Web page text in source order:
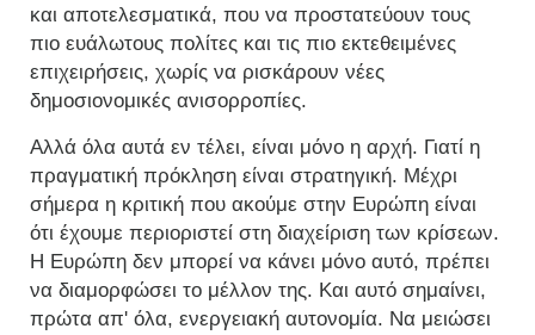
και αποτελεσματικά, που να προστατεύουν τους
πιο ευάλωτους πολίτες και τις πιο εκτεθειμένες
επιχειρήσεις, χωρίς να ρισκάρουν νέες
δημοσιονομικές ανισορροπίες.
Αλλά όλα αυτά εν τέλει, είναι μόνο η αρχή. Γιατί η
πραγματική πρόκληση είναι στρατηγική. Μέχρι
σήμερα η κριτική που ακούμε στην Ευρώπη είναι
ότι έχουμε περιοριστεί στη διαχείριση των κρίσεων.
Η Ευρώπη δεν μπορεί να κάνει μόνο αυτό, πρέπει
να διαμορφώσει το μέλλον της. Και αυτό σημαίνει,
πρώτα απ' όλα, ενεργειακή αυτονομία. Να μειώσει